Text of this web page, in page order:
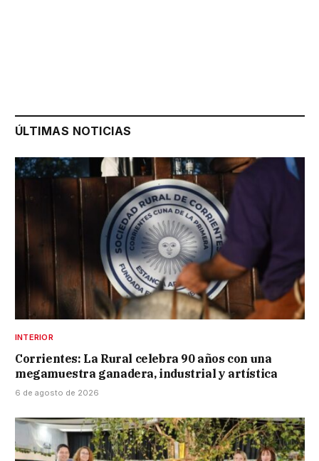
ÚLTIMAS NOTICIAS
INTERIOR
Corrientes: La Rural celebra 90 años con una
megamuestra ganadera, industrial y artística
6 de agosto de 2026